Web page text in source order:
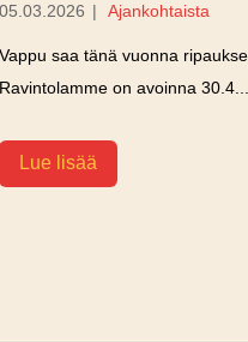
05.03.2026 | Ajankohtaista
Vappu saa tänä vuonna
Ravintolamme on avoinna
Lue lisää